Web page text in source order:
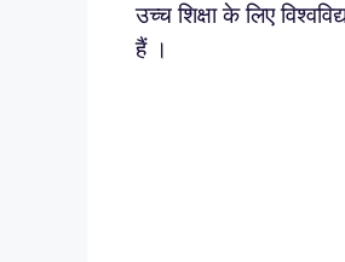
उच्च शिक्षा के लिए
हैं ।